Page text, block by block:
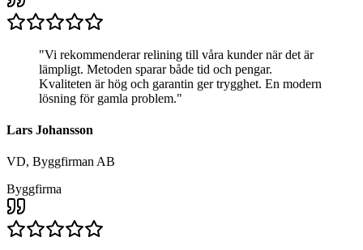
"Vi rekommenderar relining till våra kunder när det är
lämpligt. Metoden sparar både tid och pengar.
Kvaliteten är hög och garantin ger trygghet. En modern
lösning för gamla problem."
Lars Johansson
VD, Byggfirman AB
Byggfirma